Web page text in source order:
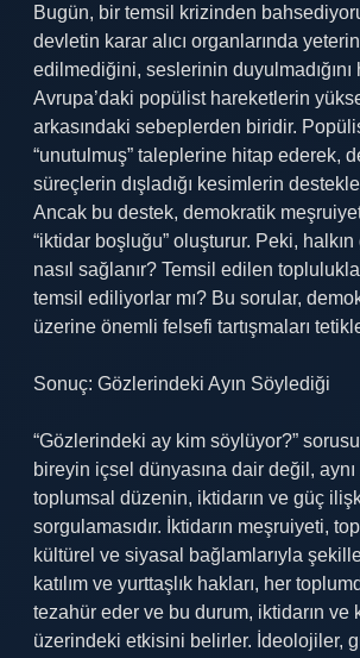
Bugün, bir temsil krizinden
devletin karar alıcı organlarında
edilmediğini, seslerinin duyulmadığını
Avrupa’daki popülist hareketlerin
arkasındaki sebeplerden biridir.
“unutulmuş” taleplerine hitap ederek,
süreçlerin dışladığı kesimlerin
Ancak bu destek, demokratik
“iktidar boşluğu” oluşturur. Peki, halkın
nasıl sağlanır? Temsil edilen
temsil ediliyorlar mı? Bu sorular,
üzerine önemli felsefi tartışmaları
Sonuç: Gözlerindeki Ayın Söylediği
“Gözlerindeki ay kim söylüyor?”
bireyin içsel dünyasına dair değil,
toplumsal düzenin, iktidarın ve güç
sorgulamasıdır. İktidarın meşruiyeti,
kültürel ve siyasal bağlamlarıyla
katılım ve yurttaşlık hakları, her
tezahür eder ve bu durum, iktidarın ve
üzerindeki etkisini belirler. İdeolojiler,